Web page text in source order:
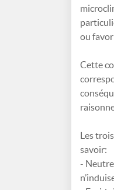
ou
Cette
Les
savoir:
-